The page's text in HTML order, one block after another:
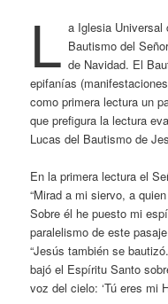
L a Iglesia Universal
Bautismo del
de Navidad. El
epifanías
como primera lectura un
que prefigura la lectura
Lucas del Bautismo de
En la primera lectura el
“Mirad a mi siervo, a
Sobre él he puesto mi
paralelismo de este
“Jesús también se
bajó el Espíritu Santo
voz del cielo: ‘Tú eres mi